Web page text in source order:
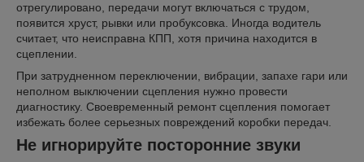
отрегулировано, передачи могут включаться с трудом,
появится хруст, рывки или пробуксовка. Иногда водитель
считает, что неисправна КПП, хотя причина находится в
сцеплении.
При затрудненном переключении, вибрации, запахе гари или
неполном выключении сцепления нужно провести
диагностику. Своевременный ремонт сцепления помогает
избежать более серьезных повреждений коробки передач.
Не игнорируйте посторонние звуки